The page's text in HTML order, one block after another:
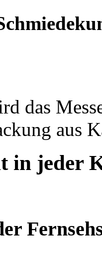
das
aus
in jeder